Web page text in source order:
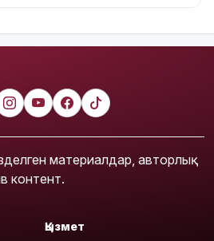
материалдар, авторлық
контент.
Қызмет